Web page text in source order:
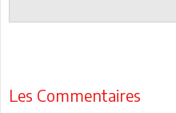
Les Commentaires